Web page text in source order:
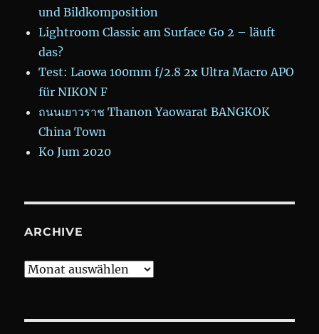
und Bildkomposition
Lightroom Classic am Surface Go 2 – läuft
das?
Test: Laowa 100mm f/2.8 2x Ultra Macro APO
für NIKON F
ถนนเยาวราช Thanon Yaowarat BANGKOK
China Town
Ko Jum 2020
ARCHIVE
Archive